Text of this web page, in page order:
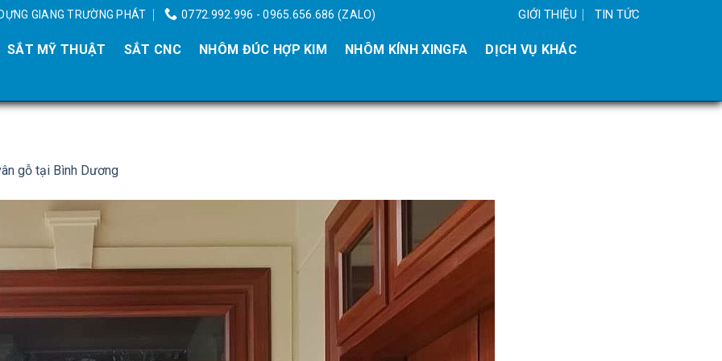
GIANG TRƯỜNG PHÁT 0772.992.996 - 0965.656.686 (ZALO) GIỚI THIỆU TIN TỨC
SẮT MỸ THUẬT SẮT CNC NHÔM ĐÚC HỢP KIM NHÔM KÍNH XINGFA
DỊCH VỤ KHÁC
gỗ tại Bình Dương